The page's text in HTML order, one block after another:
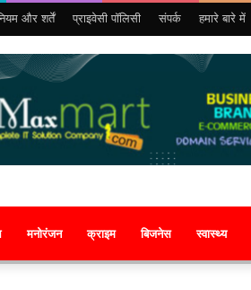
और शर्तें प्राइवेसी पॉलिसी संपर्क हमारे बारे में
मनोरंजन क्राइम बिजनेस स्वास्थ्य